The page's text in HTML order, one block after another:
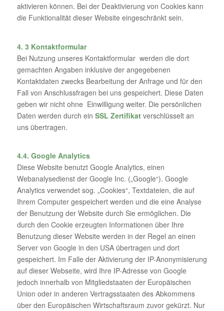
aktivieren können. Bei der Deaktivierung von Cookies kann
die Funktionalität dieser Website eingeschränkt sein.
4. 3 Kontaktformular
Bei Nutzung unseres Kontaktformular werden die dort
gemachten Angaben inklusive der angegebenen
Kontaktdaten zwecks Bearbeitung der Anfrage und für den
Fall von Anschlussfragen bei uns gespeichert. Diese Daten
geben wir nicht ohne Einwilligung weiter. Die persönlichen
Daten werden durch ein SSL Zertifikatverschlüsselt an
uns übertragen.
4.4. Google Analytics
Diese Website benutzt Google Analytics, einen
Webanalysedienst der Google Inc. („Google“). Google
Analytics verwendet sog. „Cookies“, Textdateien, die auf
Ihrem Computer gespeichert werden und die eine Analyse
der Benutzung der Website durch Sie ermöglichen. Die
durch den Cookie erzeugten Informationen über Ihre
Benutzung dieser Website werden in der Regel an einen
Server von Google in den USA übertragen und dort
gespeichert. Im Falle der Aktivierung der IP-Anonymisierung
auf dieser Webseite, wird Ihre IP-Adresse von Google
jedoch innerhalb von Mitgliedstaaten der Europäischen
Union oder in anderen Vertragsstaaten des Abkommens
über den Europäischen Wirtschaftsraum zuvor gekürzt. Nur